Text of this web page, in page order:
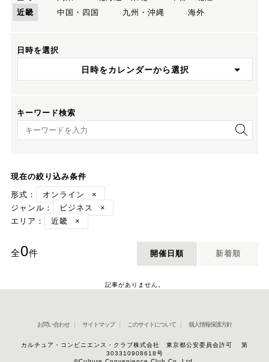
近畿
中国・四国 九州・沖縄 海外
日時を選択
日時をカレンダーから選択
キーワード検索
キーワード検索
現在の絞り込み条件
形式：
オンライン
×
ジャンル：
ビジネス
×
エリア：
近畿 ×
全0件 開催日順 新着順
記事がありません。
お問い合わせ サイトマップ このサイトについて 個人情報保護方針
カルチュア・コンビニエンス・クラブ株式会社 東京都公安委員会許可 第
303310908618号